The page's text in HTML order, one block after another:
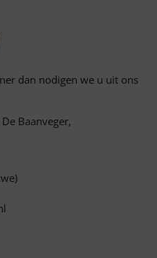
dan nodigen we u uit ons
Baanveger,